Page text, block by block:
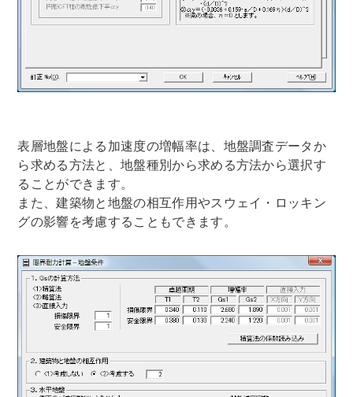
表層地盤による加速度の増幅率は、地盤調査データか
ら求める方法と、地盤種別から求める方法から選択す
ることができます。
また、建築物と地盤の相互作用やスウェイ・ロッキン
グの影響を考慮することもできます。